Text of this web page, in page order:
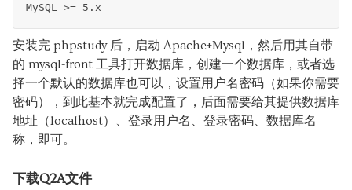
MySQL >= 5.x
安装完 phpstudy 后，启动 Apache+Mysql，然后用其自带
的 mysql-front 工具打开数据库，创建一个数据库，或者选
择一个默认的数据库也可以，设置用户名密码（如果你需要
密码），到此基本就完成配置了，后面需要给其提供数据库
地址（localhost）、登录用户名、登录密码、数据库名
称，即可。
下载Q2A文件